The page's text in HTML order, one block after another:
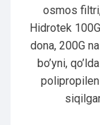
osmos
Hidrotek
dona, 200G
bo’yni,
polipropilen